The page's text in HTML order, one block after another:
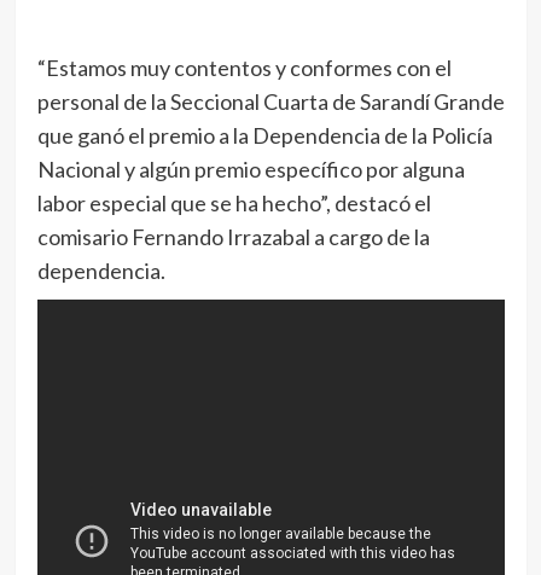
“Estamos muy contentos y conformes con el
personal de la Seccional Cuarta de Sarandí Grande
que ganó el premio a la Dependencia de la Policía
Nacional y algún premio específico por alguna
labor especial que se ha hecho”, destacó el
comisario Fernando Irrazabal a cargo de la
dependencia.